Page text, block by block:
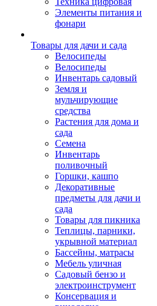
Элементы питания и
фонари
Товары для дачи и сада
Велосипеды
Велосипеды
Инвентарь садовый
Земля и
мульчирующие
средства
Растения для дома и
сада
Семена
Инвентарь
поливочный
Горшки, кашпо
Декоративные
предметы для дачи и
сада
Товары для пикника
Теплицы, парники,
укрывной материал
Бассейны, матрасы
Мебель уличная
Садовый бензо и
электроинструмент
Консервация и